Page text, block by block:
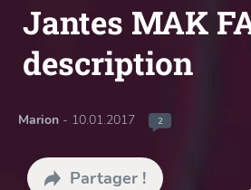
Jantes MAK
description
Marion - 10.01.2017 2
Partager !